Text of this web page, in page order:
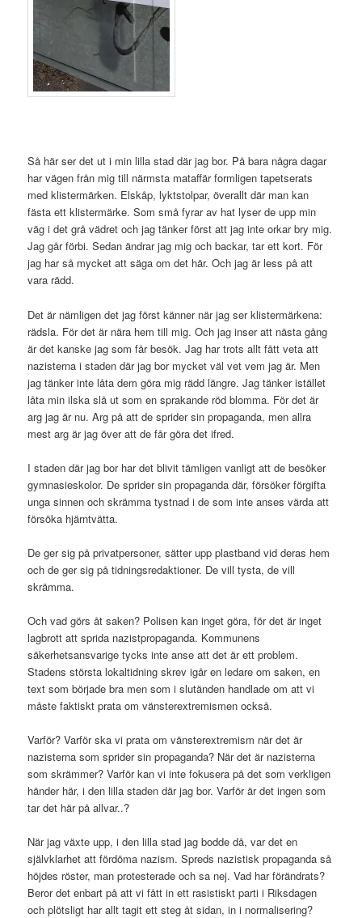
Så här ser det ut i min lilla stad där jag bor. På bara några dagar
har vägen från mig till närmsta mataffär formligen tapetserats
med klistermärken. Elskåp, lyktstolpar, överallt där man kan
fästa ett klistermärke. Som små fyrar av hat lyser de upp min
väg i det grå vädret och jag tänker först att jag inte orkar bry mig.
Jag går förbi. Sedan ändrar jag mig och backar, tar ett kort. För
jag har så mycket att säga om det här. Och jag är less på att
vara rädd.
Det är nämligen det jag först känner när jag ser klistermärkena:
rädsla. För det är nära hem till mig. Och jag inser att nästa gång
är det kanske jag som får besök. Jag har trots allt fått veta att
nazisterna i staden där jag bor mycket väl vet vem jag är. Men
jag tänker inte låta dem göra mig rädd längre. Jag tänker istället
låta min ilska slå ut som en sprakande röd blomma. För det är
arg jag är nu. Arg på att de sprider sin propaganda, men allra
mest arg är jag över att de får göra det ifred.
I staden där jag bor har det blivit tämligen vanligt att de besöker
gymnasieskolor. De sprider sin propaganda där, försöker förgifta
unga sinnen och skrämma tystnad i de som inte anses värda att
försöka hjärntvätta.
De ger sig på privatpersoner, sätter upp plastband vid deras hem
och de ger sig på tidningsredaktioner. De vill tysta, de vill
skrämma.
Och vad görs åt saken? Polisen kan inget göra, för det är inget
lagbrott att sprida nazistpropaganda. Kommunens
säkerhetsansvarige tycks inte anse att det är ett problem.
Stadens största lokaltidning skrev igår en ledare om saken, en
text som började bra men som i slutänden handlade om att vi
måste faktiskt prata om vänsterextremismen också.
Varför? Varför ska vi prata om vänsterextremism när det är
nazisterna som sprider sin propaganda? När det är nazisterna
som skrämmer? Varför kan vi inte fokusera på det som verkligen
händer här, i den lilla staden där jag bor. Varför är det ingen som
tar det här på allvar..?
När jag växte upp, i den lilla stad jag bodde då, var det en
självklarhet att fördöma nazism. Spreds nazistisk propaganda så
höjdes röster, man protesterade och sa nej. Vad har förändrats?
Beror det enbart på att vi fått in ett rasistiskt parti i Riksdagen
och plötsligt har allt tagit ett steg åt sidan, in i normalisering?